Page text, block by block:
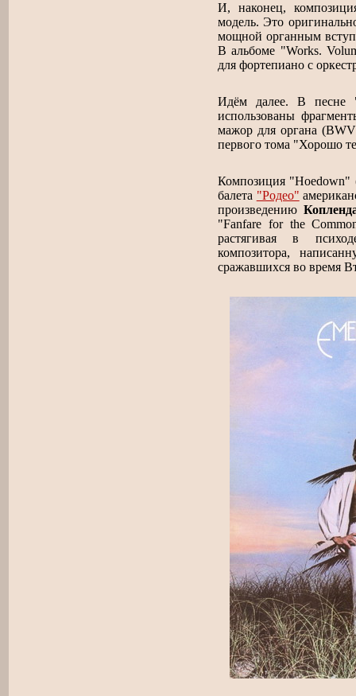
И, наконец,
модель. Это
мощной органным
В альбоме "Works.
для фортепиано с
Идём далее. В песне
использованы
мажор для органа
первого тома "Хорошо
Композиция "Hoedown"
балета "Родео"
произведению
"Fanfare for the
растягивая в
композитора,
сражавшихся во время